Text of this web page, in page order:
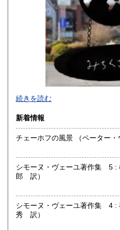
1,150円
1,410円
1,410円
1,410円
沖縄県
続きを読む
新着情報
チェーホフの風景
シモーヌ・ヴェーユ著作集 5 : 根をも
郎 訳）
シモーヌ・ヴェーユ著作集 4 : 神
秀 訳）